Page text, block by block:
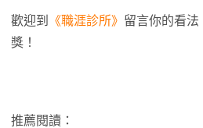
歡迎到 《職涯診所》 留言你的看
獎！
推薦閱讀：